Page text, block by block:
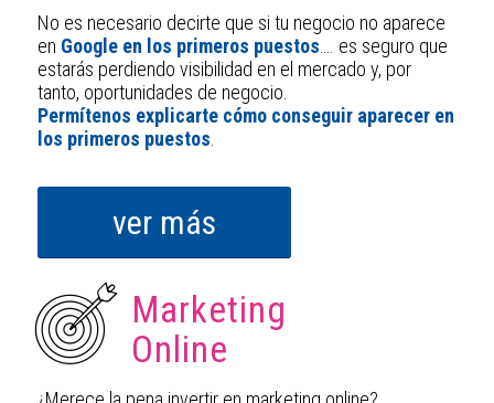
No es necesario decirte que si tu negocio no aparece
en Google en los primeros puestos…. es seguro que
estarás perdiendo visibilidad en el mercado y, por
tanto, oportunidades de negocio.
Permítenos explicarte cómo conseguir aparecer en
los primeros puestos.
ver más
Marketing
Online